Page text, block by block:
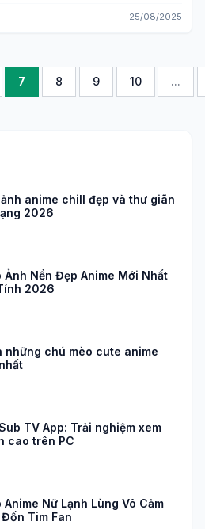
25/08/2025
7 8 9 10 ...
anime chill đẹp và thư giãn
2026
Ảnh Nền Đẹp Anime Mới Nhất
2026
những chú mèo cute anime
TV App: Trải nghiệm xem
cao trên PC
Anime Nữ Lạnh Lùng Vô Cảm
Tim Fan